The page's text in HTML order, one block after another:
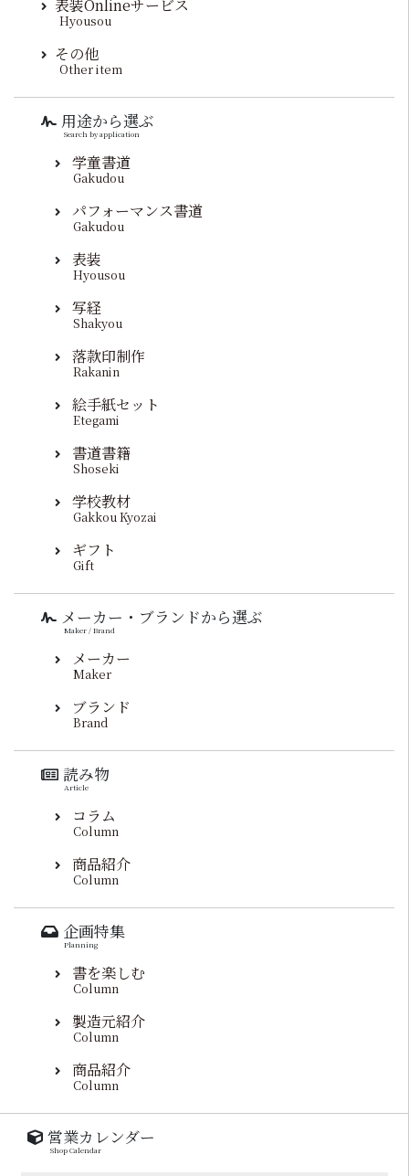
表装Onlineサービス
Hyousou
その他
Other item
用途から選ぶ
Search by application
学童書道
Gakudou
パフォーマンス書道
Gakudou
表装
Hyousou
写経
Shakyou
落款印制作
Rakanin
絵手紙セット
Etegami
書道書籍
Shoseki
学校教材
Gakkou Kyozai
ギフト
Gift
メーカー・ブランドから選ぶ
Maker / Brand
メーカー
Maker
ブランド
Brand
読み物
Article
コラム
Column
商品紹介
Column
企画特集
Planning
書を楽しむ
Column
製造元紹介
Column
商品紹介
Column
営業カレンダー
Shop Calendar